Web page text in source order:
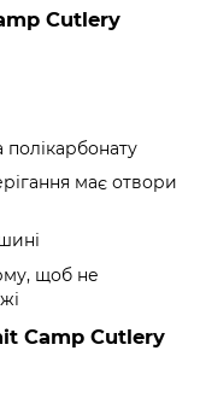
Cutlery
полікарбонату
має отвори
щоб не
Camp Cutlery